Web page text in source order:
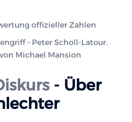
offizieller Zahlen
– Peter Scholl-Latour.
Michael Mansion
- Über